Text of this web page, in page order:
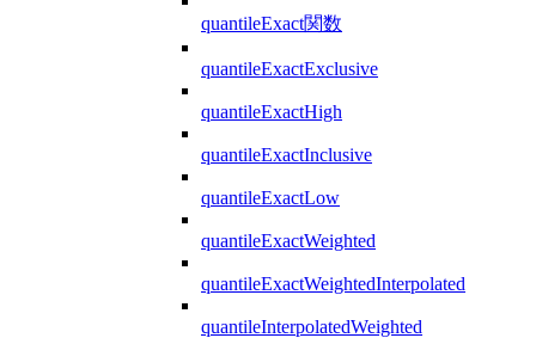
quantileExact関数
quantileExactExclusive
quantileExactHigh
quantileExactInclusive
quantileExactLow
quantileExactWeighted
quantileExactWeightedInterpolated
quantileInterpolatedWeighted